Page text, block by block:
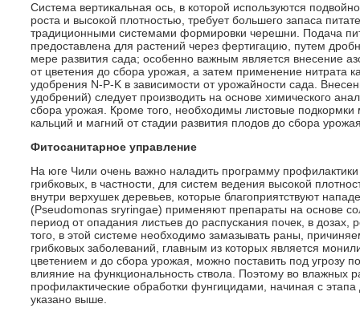
Система вертикальная ось, в которой используются
роста и высокой плотностью, требует большего запаса
традиционными системами формировки черешни. Подача
предоставлена для растений через фертигацию, путем
мере развития сада; особенно важным является внесение
от цветения до сбора урожая, а затем применение нитрата
удобрения N-P-K в зависимости от урожайности сада.
удобрений) следует производить на основе химического
сбора урожая. Кроме того, необходимы листовые
кальций и магний от стадии развития плодов до сбора
Фитосанитарное управление
На юге Чили очень важно наладить программу профилактики
грибковых, в частности, для систем ведения высокой
внутри верхушек деревьев, которые благоприятствуют
(Pseudomonas sryringae) применяют препараты на основе
период от опадания листьев до распускания почек, в
того, в этой системе необходимо замазывать раны,
грибковых заболеваний, главным из которых является
цветением и до сбора урожая, можно поставить под угрозу
влияние на функциональность ствола. Поэтому во влажных
профилактические обработки фунгицидами, начиная с
указано выше.